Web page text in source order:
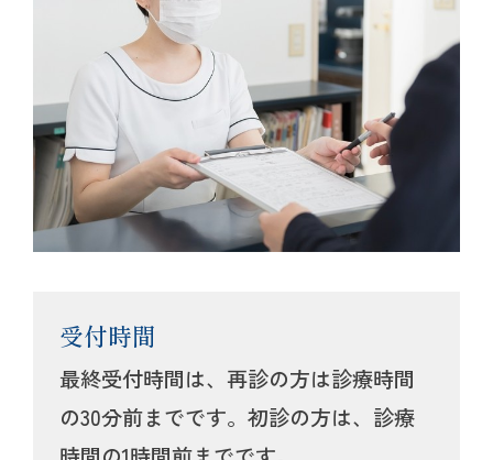
受付時間
最終受付時間は、再診の方は診療時間
の30分前までです。初診の方は、診療